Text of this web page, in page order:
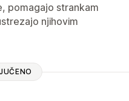
pomagajo strankam
njihovim